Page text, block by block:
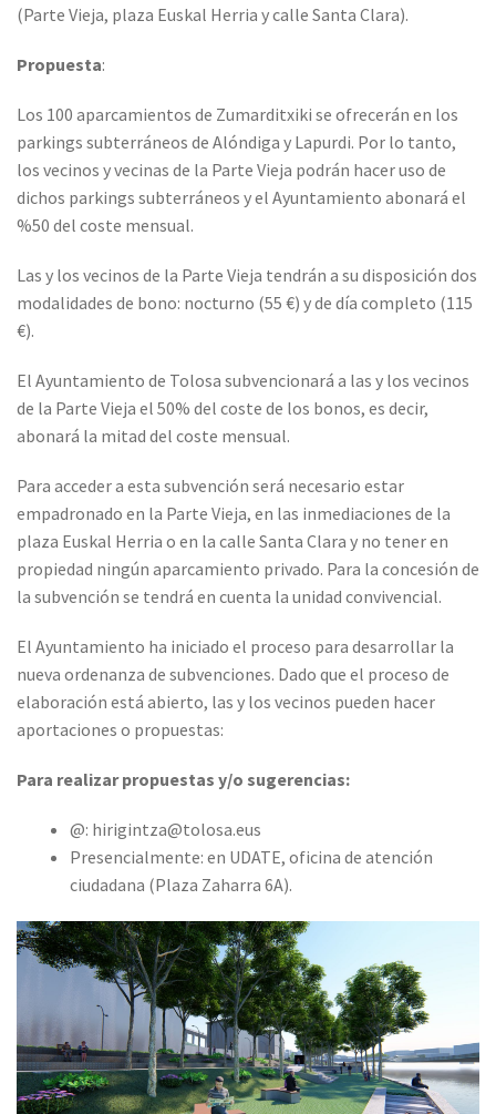
(Parte Vieja, plaza Euskal Herria y calle Santa Clara).
Propuesta:
Los 100 aparcamientos de Zumarditxiki se ofrecerán en los
parkings subterráneos de Alóndiga y Lapurdi. Por lo tanto,
los vecinos y vecinas de la Parte Vieja podrán hacer uso de
dichos parkings subterráneos y el Ayuntamiento abonará el
%50 del coste mensual.
Las y los vecinos de la Parte Vieja tendrán a su disposición dos
modalidades de bono: nocturno (55 €) y de día completo (115
€).
El Ayuntamiento de Tolosa subvencionará a las y los vecinos
de la Parte Vieja el 50% del coste de los bonos, es decir,
abonará la mitad del coste mensual.
Para acceder a esta subvención será necesario estar
empadronado en la Parte Vieja, en las inmediaciones de la
plaza Euskal Herria o en la calle Santa Clara y no tener en
propiedad ningún aparcamiento privado. Para la concesión de
la subvención se tendrá en cuenta la unidad convivencial.
El Ayuntamiento ha iniciado el proceso para desarrollar la
nueva ordenanza de subvenciones. Dado que el proceso de
elaboración está abierto, las y los vecinos pueden hacer
aportaciones o propuestas:
Para realizar propuestas y/o sugerencias:
@: hirigintza@tolosa.eus
Presencialmente: en UDATE, oficina de atención
ciudadana (Plaza Zaharra 6A).